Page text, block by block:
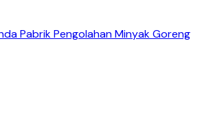
Pabrik Pengolahan Minyak Goreng